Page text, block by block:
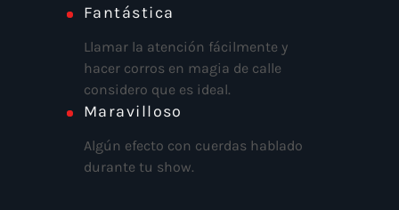
Fantástica
Llamar la atención fácilmente y
hacer corros en magia de calle
considero que es ideal.
Maravilloso
Algún efecto con cuerdas hablado
durante tu show.